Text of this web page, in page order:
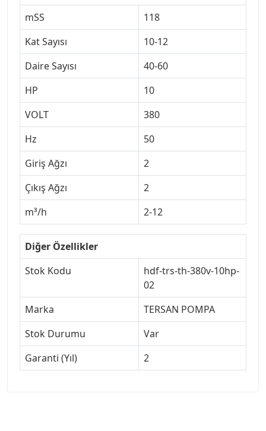
mSS
118
Kat Sayısı
10-12
Daire Sayısı
40-60
HP
10
VOLT
380
Hz
50
Giriş Ağzı
2
Çıkış Ağzı
2
m³/h
2-12
Diğer Özellikler
Stok Kodu
hdf-trs-th-380v-10hp-
02
Marka
TERSAN POMPA
Stok Durumu
Var
Garanti (Yıl)
2